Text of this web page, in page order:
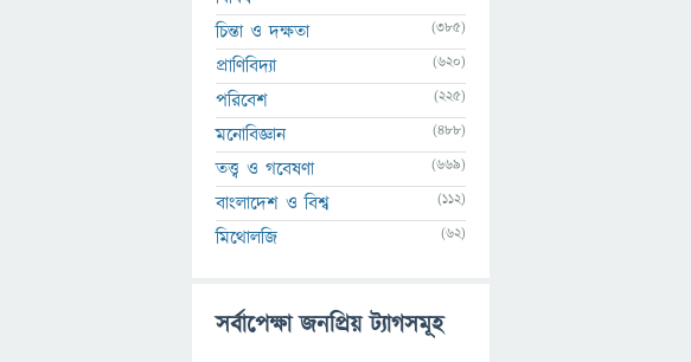
চিন্তা ও দক্ষতা (385)
প্রাণিবিদ্যা (620)
পরিবেশ (225)
মনোবিজ্ঞান (488)
তত্ত্ব ও গবেষণা (669)
বাংলাদেশ ও বিশ্ব (112)
মিথোলজি (62)
সর্বাপেক্ষা জনপ্রিয় ট্যাগসমূহ